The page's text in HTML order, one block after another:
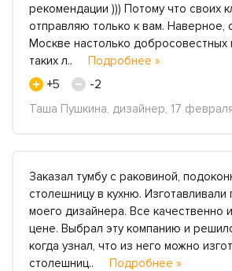
рекомендации ))) Потому что своих
отправляю только к вам. Наверное,
Москве настолько добросовестных
таких л.. Подробнее »
+5
-2
Таша Пушкина, дизайнер, 17
Заказал тумбу с раковиной,
столешницу в кухню. Изготавливали
моего дизайнера. Все качественно
цене. Выбрал эту компанию и
когда узнал, что из него можно
столешниц.. Подробнее »